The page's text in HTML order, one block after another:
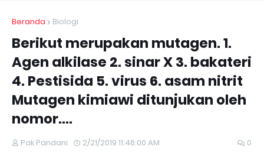
Beranda Biologi
Berikut merupakan mutagen. 1.
Agen alkilase 2. sinar X 3. bakateri
4. Pestisida 5. virus 6. asam nitrit
Mutagen kimiawi ditunjukan oleh
nomor....
Pak Pandani 2/21/2019 11:46:00 AM 0